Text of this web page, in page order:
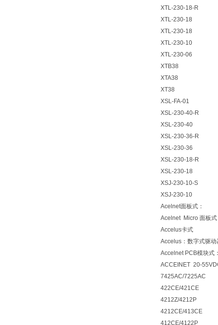
XTL-230-18-R
XTL-230-18
XTL-230-18
XTL-230-10
XTL-230-06
XTB38
XTA38
XT38
XSL-FA-01
XSL-230-40-R
XSL-230-40
XSL-230-36-R
XSL-230-36
XSL-230-18-R
XSL-230-18
XSJ-230-10-S
XSJ-230-10
Acelnet面板式：
Acelnet Micro 面板式
Accelus卡式
Accelus：数字式驱
Accelnet PCB模块式
ACCEINET 20-
7425AC/7225AC
422CE/421CE
4212Z/4212P
4212CE/413CE
412CE/4122P